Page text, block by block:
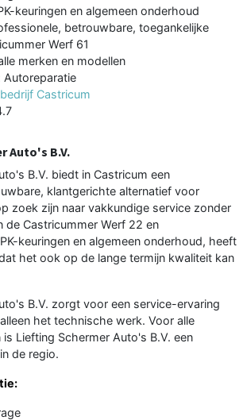
keuringen en algemeen onderhoud
betrouwbare, toegankelijke
Werf 61
merken en modellen
Autoreparatie
Castricum
Auto's B.V.
B.V. biedt in Castricum een
klantgerichte alternatief voor
zoek zijn naar vakkundige service zonder
de Castricummer Werf 22 en
keuringen en algemeen onderhoud, heeft
het ook op de lange termijn kwaliteit kan
B.V. zorgt voor een service-ervaring
het technische werk. Voor alle
Liefting Schermer Auto's B.V. een
de regio.